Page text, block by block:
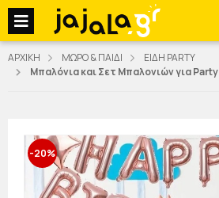
jajala Menu
ΑΡΧΙΚΗ ΜΩΡΟ & ΠΑΙΔΙ
ΕΙΔΗ PARTY
Μπαλόνια και Σετ Μπαλονιών για Party
-20%